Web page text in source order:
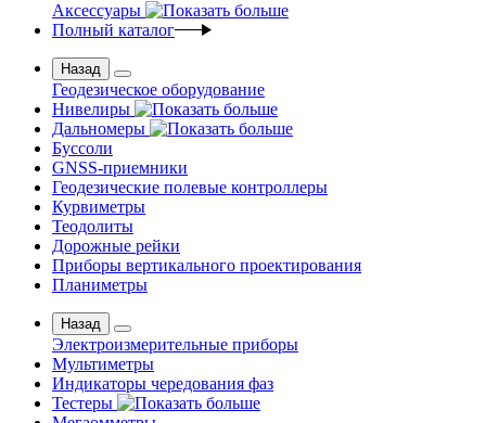
Аксессуары
Полный каталог
Назад
Геодезическое оборудование
Нивелиры
Дальномеры
Буссоли
GNSS-приемники
Геодезические полевые контроллеры
Курвиметры
Теодолиты
Дорожные рейки
Приборы вертикального проектирования
Планиметры
Назад
Электроизмерительные приборы
Мультиметры
Индикаторы чередования фаз
Тестеры